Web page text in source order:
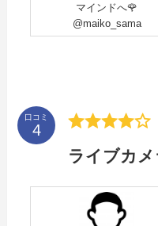
マインドへ🌹
@maiko_sama
口コミ
ライブカ